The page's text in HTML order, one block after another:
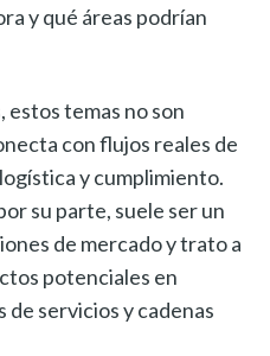
y qué áreas podrían
estos temas no son
con flujos reales de
y cumplimiento.
su parte, suele ser un
de mercado y trato a
potenciales en
servicios y cadenas